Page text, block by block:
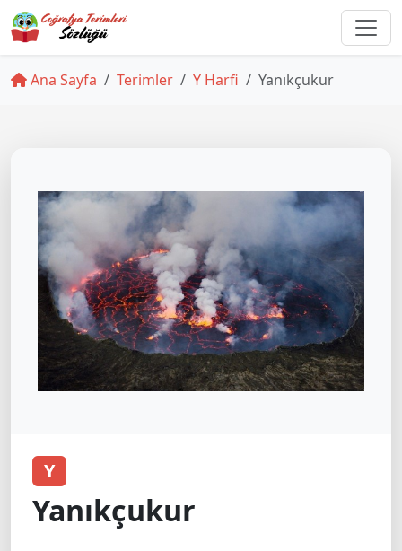
Ana Sayfa Terimler Y Harfi Yanıkçukur
Y
Yanıkçukur